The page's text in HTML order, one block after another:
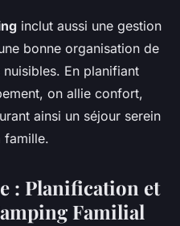
inclut aussi une gestion
bonne organisation de
En planifiant
on allie confort,
ainsi un séjour serein
famille.
: Planification et
Familial